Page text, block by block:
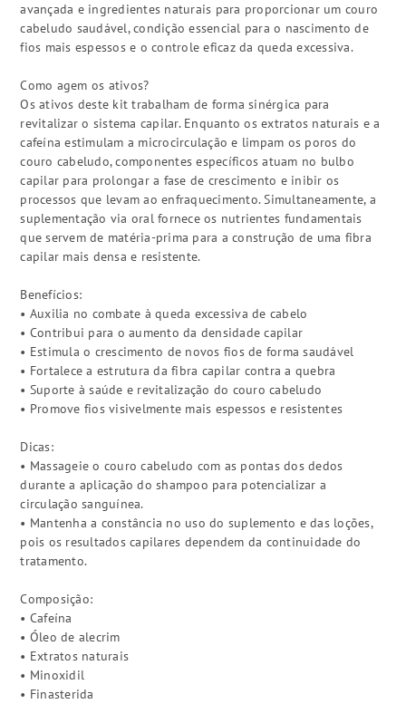
avançada e ingredientes naturais para proporcionar um couro
cabeludo saudável, condição essencial para o nascimento de
fios mais espessos e o controle eficaz da queda excessiva.
Como agem os ativos?
Os ativos deste kit trabalham de forma sinérgica para
revitalizar o sistema capilar. Enquanto os extratos naturais e a
cafeína estimulam a microcirculação e limpam os poros do
couro cabeludo, componentes específicos atuam no bulbo
capilar para prolongar a fase de crescimento e inibir os
processos que levam ao enfraquecimento. Simultaneamente, a
suplementação via oral fornece os nutrientes fundamentais
que servem de matéria-prima para a construção de uma fibra
capilar mais densa e resistente.
Benefícios:
• Auxilia no combate à queda excessiva de cabelo
• Contribui para o aumento da densidade capilar
• Estimula o crescimento de novos fios de forma saudável
• Fortalece a estrutura da fibra capilar contra a quebra
• Suporte à saúde e revitalização do couro cabeludo
• Promove fios visivelmente mais espessos e resistentes
Dicas:
• Massageie o couro cabeludo com as pontas dos dedos
durante a aplicação do shampoo para potencializar a
circulação sanguínea.
• Mantenha a constância no uso do suplemento e das loções,
pois os resultados capilares dependem da continuidade do
tratamento.
Composição:
• Cafeína
• Óleo de alecrim
• Extratos naturais
• Minoxidil
• Finasterida